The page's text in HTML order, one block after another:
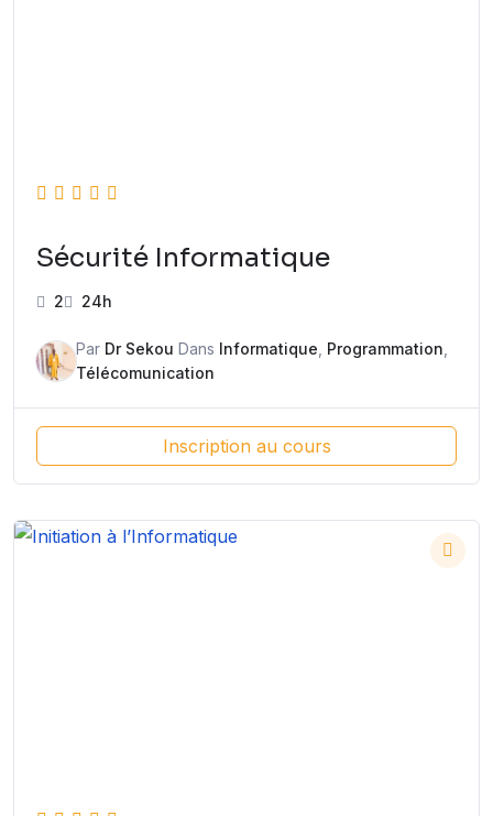
Sécurité Informatique
2 24h
Par Dr Sekou Dans Informatique Programmation
Télécomunication
Inscription au cours